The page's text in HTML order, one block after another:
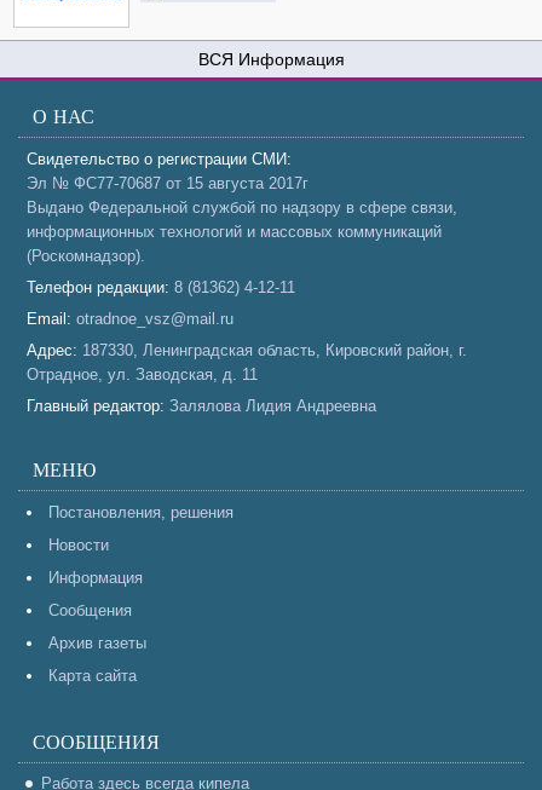
Информация
О НАС
Свидетельство о регистрации СМИ:
Эл № ФС77-70687 от 15 августа 2017г
Выдано Федеральной службой по надзору в сфере связи,
информационных технологий и массовых коммуникаций
(Роскомнадзор).
Телефон редакции: 8 (81362) 4-12-11
Email: otradnoe_vsz@mail.ru
Адрес: 187330, Ленинградская область, Кировский район, г.
Отрадное, ул. Заводская, д. 11
Главный редактор: Залялова Лидия Андреевна
МЕНЮ
Постановления, решения
Новости
Информация
Сообщения
Архив газеты
Карта сайта
СООБЩЕНИЯ
Работа здесь всегда кипела